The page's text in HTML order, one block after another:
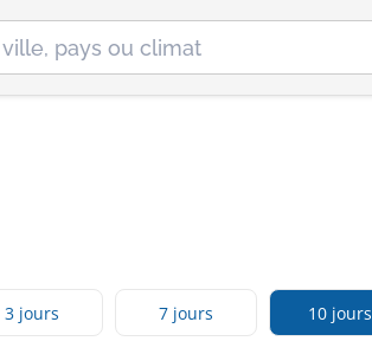
3 jours 7 jours 10 jours